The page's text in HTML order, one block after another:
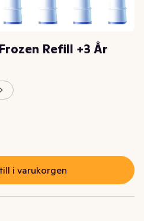
Refill +3 År
i varukorgen